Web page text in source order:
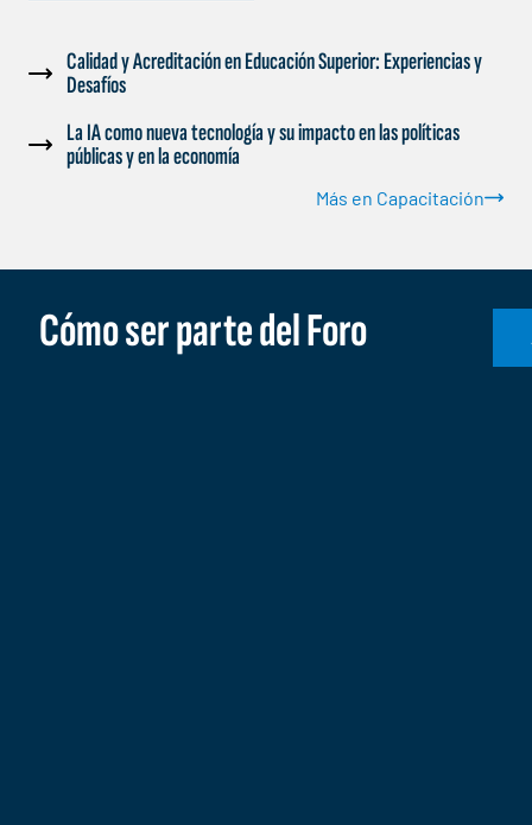
Calidad y Acreditación en Educación Superior: Experiencias y
Desafíos
La IA como nueva tecnología y su impacto en las políticas
públicas y en la economía
Más en Capacitación
Cómo ser parte del Foro